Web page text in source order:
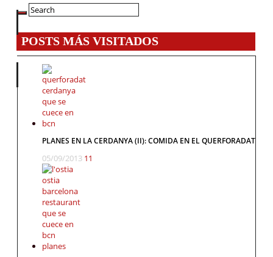
POSTS MÁS VISITADOS
PLANES EN LA CERDANYA (II): COMIDA EN EL QUERFORADAT
05/09/2013 11